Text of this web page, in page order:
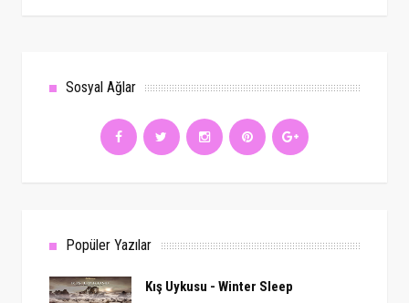
Sosyal Ağlar
Popüler Yazılar
Kış Uykusu - Winter Sleep